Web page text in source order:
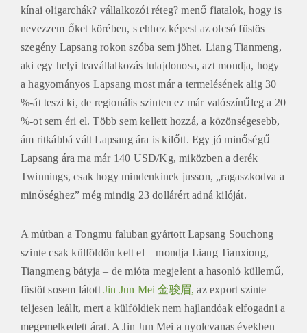
kínai oligarchák? vállalkozói réteg? menő fiatalok, hogy is
nevezzem őket körében, s ehhez képest az olcsó füstös
szegény Lapsang rokon szóba sem jöhet. Liang Tianmeng,
aki egy helyi teavállalkozás tulajdonosa, azt mondja, hogy
a hagyományos Lapsang most már a termelésének alig 30
%-át teszi ki, de regionális szinten ez már valószínűleg a 20
%-ot sem éri el. Több sem kellett hozzá, a közönségesebb,
ám ritkábbá vált Lapsang ára is kilőtt. Egy jó minőségű
Lapsang ára ma már 140 USD/Kg, miközben a derék
Twinnings, csak hogy mindenkinek jusson, „ragaszkodva a
minőséghez” még mindig 23 dollárért adná kilóját.
A mútban a Tongmu faluban gyártott Lapsang Souchong
szinte csak külföldön kelt el – mondja Liang Tianxiong,
Tiangmeng bátyja – de mióta megjelent a hasonló küllemű,
füstöt sosem látott Jin Jun Mei 金骏眉,az export szinte
teljesen leállt, mert a külföldiek nem hajlandóak elfogadni a
megemelkedett árat. A Jin Jun Mei a nyolcvanas években